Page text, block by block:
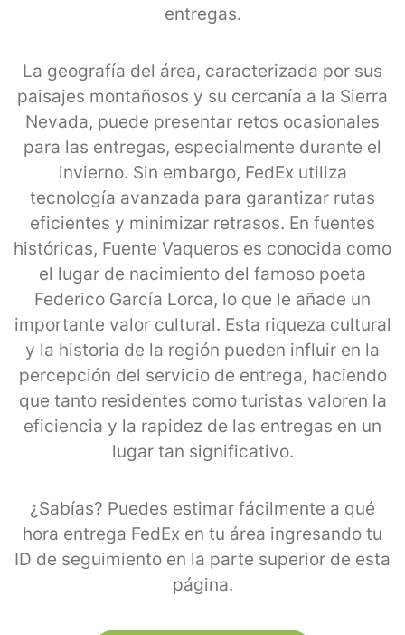
entregas.
La geografía del área, caracterizada por sus
paisajes montañosos y su cercanía a la Sierra
Nevada, puede presentar retos ocasionales
para las entregas, especialmente durante el
invierno. Sin embargo, FedEx utiliza
tecnología avanzada para garantizar rutas
eficientes y minimizar retrasos. En fuentes
históricas, Fuente Vaqueros es conocida como
el lugar de nacimiento del famoso poeta
Federico García Lorca, lo que le añade un
importante valor cultural. Esta riqueza cultural
y la historia de la región pueden influir en la
percepción del servicio de entrega, haciendo
que tanto residentes como turistas valoren la
eficiencia y la rapidez de las entregas en un
lugar tan significativo.
¿Sabías? Puedes estimar fácilmente a qué
hora entrega FedEx en tu área ingresando tu
ID de seguimiento en la parte superior de esta
página.